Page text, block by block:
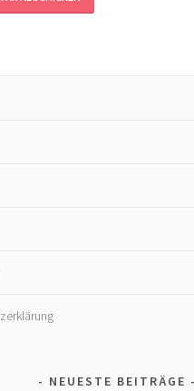
NEUESTE BEITRÄGE